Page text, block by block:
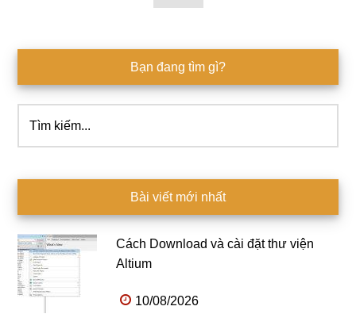
Bạn đang tìm gì?
kiếm...
Bài viết mới nhất
Cách Download và cài đặt thư viện
Altium
10/08/2026